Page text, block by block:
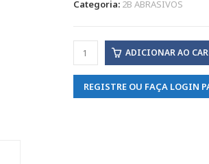
Categoria: 2B ABRASIVOS
ADICIONAR AO
REGISTRE OU FAÇA LOGIN